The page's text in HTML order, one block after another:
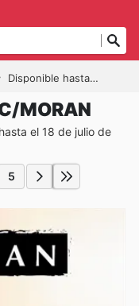
Disponible hasta el 18-07-2026
MORAN
el 18 de julio de
5